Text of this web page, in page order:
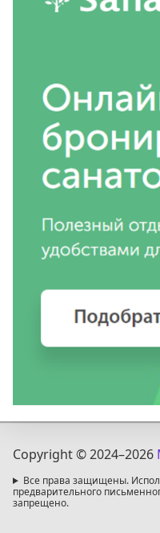
Copyright © 2024–2026
Все права защищены.
предварительного
запрещено.